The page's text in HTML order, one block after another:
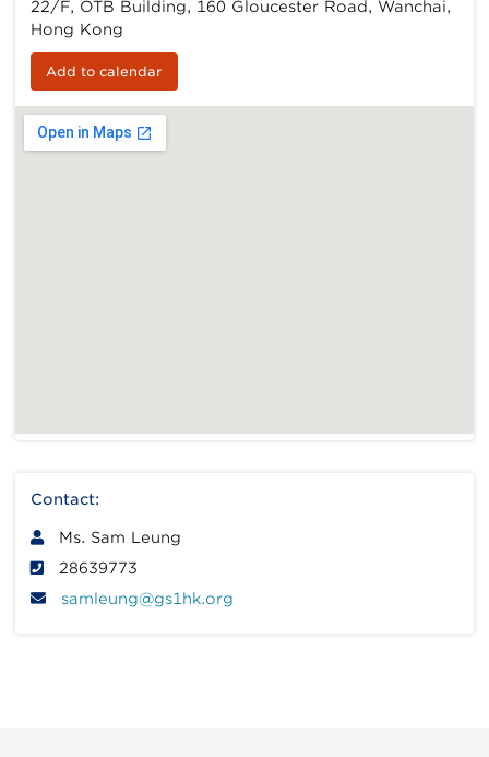
22/F, OTB Building, 160 Gloucester Road, Wanchai,
Hong Kong
Add to calendar
Contact:
Ms. Sam Leung
28639773
samleung@gs1hk.org